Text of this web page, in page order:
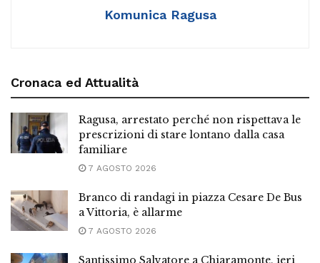
Komunica Ragusa
Cronaca ed Attualità
Ragusa, arrestato perché non rispettava le
prescrizioni di stare lontano dalla casa
familiare
7 AGOSTO 2026
Branco di randagi in piazza Cesare De Bus
a Vittoria, è allarme
7 AGOSTO 2026
Santissimo Salvatore a Chiaramonte, ieri